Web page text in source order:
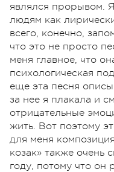
являлся прорывом.
людям как
всего, конечно,
что это не просто
меня главное, что
психологическая
еще эта песня
за нее я плакала и
отрицательные
жить. Вот поэтому
для меня
козак» также очень
году, потому что он